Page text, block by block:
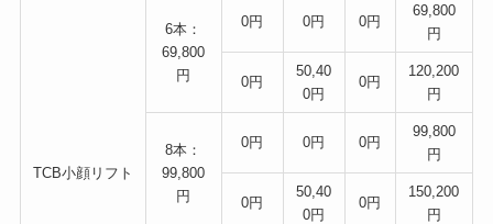
TCB小顔リフト
6本：
69,800
円
0円 0円 0円
69,800
円
0円
50,40
0円
0円
120,200
円
8本：
99,800
円
0円 0円 0円
99,800
円
0円
50,40
0円
0円
150,200
円